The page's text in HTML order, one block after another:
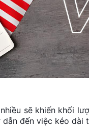
sẽ khiến khối
đến việc kéo